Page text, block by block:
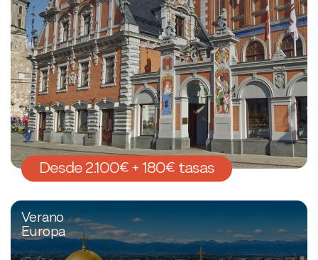
Desde 2.100€ + 180€ tasas
Verano
Europa